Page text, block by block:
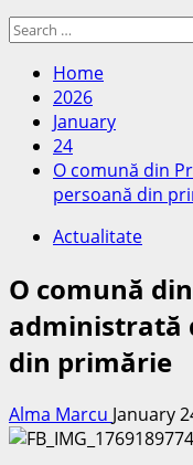
Search
Home
2026
January
24
O comună din
persoană din
Actualitate
O comună
administrată
din primărie
Alma Marcu January